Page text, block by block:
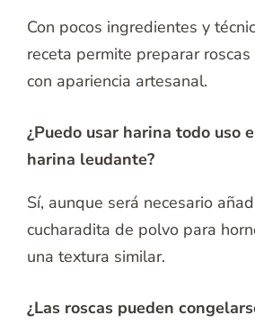
Con pocos ingredientes y
receta permite preparar
con apariencia artesanal.
¿Puedo usar harina todo uso
harina leudante?
Sí, aunque será necesario
cucharadita de polvo para
una textura similar.
¿Las roscas pueden